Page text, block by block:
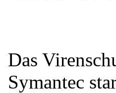
Das
Symantec